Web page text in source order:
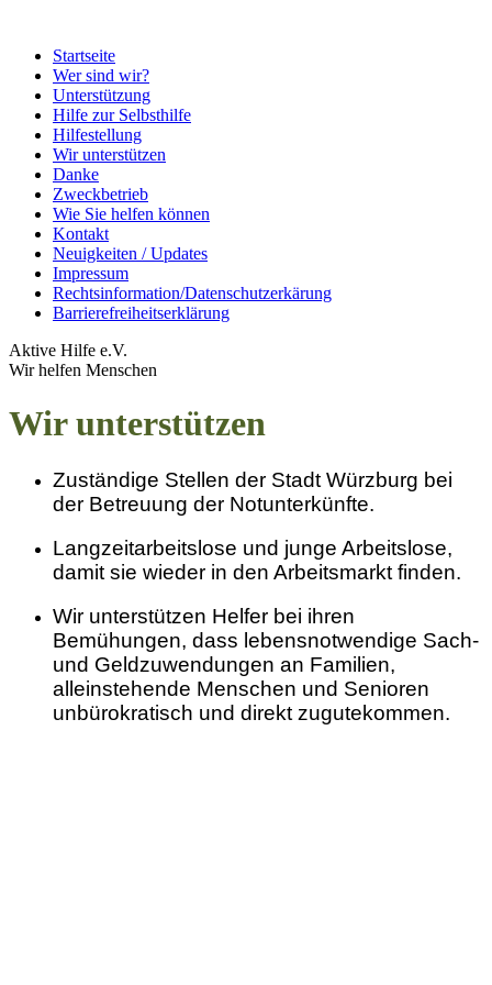
Startseite
Wer sind wir?
Unterstützung
Hilfe zur Selbsthilfe
Hilfestellung
Wir unterstützen
Danke
Zweckbetrieb
Wie Sie helfen können
Kontakt
Neuigkeiten / Updates
Impressum
Rechtsinformation/Datenschutzerkärung
Barrierefreiheitserklärung
Aktive Hilfe e.V.
Wir helfen Menschen
Wir unterstützen
Zuständige Stellen der Stadt Würzburg bei
der Betreuung der Notunterkünfte.
Langzeitarbeitslose und junge Arbeitslose,
damit sie wieder in den Arbeitsmarkt finden.
Wir unterstützen Helfer bei ihren
Bemühungen, dass lebensnotwendige Sach-
und Geldzuwendungen an Familien,
alleinstehende Menschen und Senioren
unbürokratisch und direkt zugutekommen.